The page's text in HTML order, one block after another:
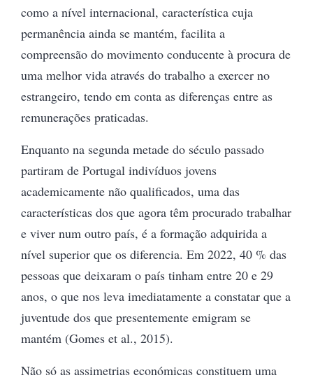
como a nível internacional, característica cuja
permanência ainda se mantém, facilita a
compreensão do movimento conducente à procura de
uma melhor vida através do trabalho a exercer no
estrangeiro, tendo em conta as diferenças entre as
remunerações praticadas.
Enquanto na segunda metade do século passado
partiram de Portugal indivíduos jovens
academicamente não qualificados, uma das
características dos que agora têm procurado trabalhar
e viver num outro país, é a formação adquirida a
nível superior que os diferencia. Em 2022, 40 % das
pessoas que deixaram o país tinham entre 20 e 29
anos, o que nos leva imediatamente a constatar que a
juventude dos que presentemente emigram se
mantém (Gomes et al., 2015).
Não só as assimetrias económicas constituem uma